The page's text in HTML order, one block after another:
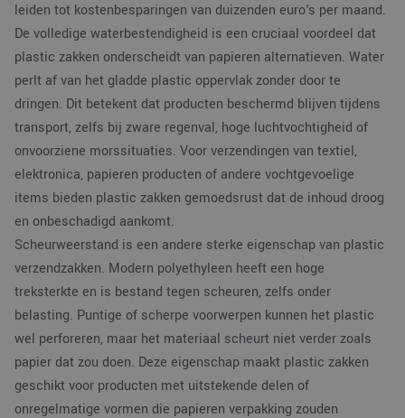
leiden tot kostenbesparingen van duizenden euro's per maand.
De volledige waterbestendigheid is een cruciaal voordeel dat
plastic zakken onderscheidt van papieren alternatieven. Water
perlt af van het gladde plastic oppervlak zonder door te
dringen. Dit betekent dat producten beschermd blijven tijdens
transport, zelfs bij zware regenval, hoge luchtvochtigheid of
onvoorziene morssituaties. Voor verzendingen van textiel,
elektronica, papieren producten of andere vochtgevoelige
items bieden plastic zakken gemoedsrust dat de inhoud droog
en onbeschadigd aankomt.
Scheurweerstand is een andere sterke eigenschap van plastic
verzendzakken. Modern polyethyleen heeft een hoge
treksterkte en is bestand tegen scheuren, zelfs onder
belasting. Puntige of scherpe voorwerpen kunnen het plastic
wel perforeren, maar het materiaal scheurt niet verder zoals
papier dat zou doen. Deze eigenschap maakt plastic zakken
geschikt voor producten met uitstekende delen of
onregelmatige vormen die papieren verpakking zouden